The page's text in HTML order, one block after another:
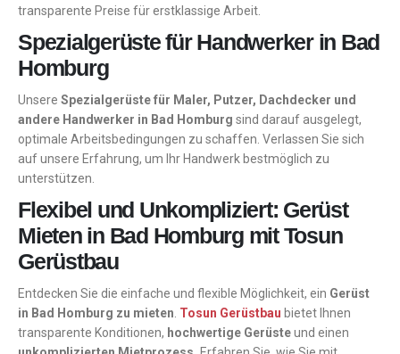
transparente Preise für erstklassige Arbeit.
Spezialgerüste für Handwerker in Bad
Homburg
Unsere Spezialgerüste für Maler, Putzer, Dachdecker und
andere Handwerker in Bad Homburg sind darauf ausgelegt,
optimale Arbeitsbedingungen zu schaffen. Verlassen Sie sich
auf unsere Erfahrung, um Ihr Handwerk bestmöglich zu
unterstützen.
Flexibel und Unkompliziert: Gerüst
Mieten in Bad Homburg mit Tosun
Gerüstbau
Entdecken Sie die einfache und flexible Möglichkeit, ein Gerüst
in Bad Homburg zu mieten Tosun Gerüstbau bietet Ihnen
transparente Konditionen, hochwertige Gerüsteund einen